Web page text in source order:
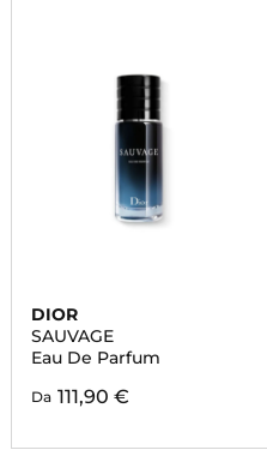
DIOR
SAUVAGE
Eau De Parfum
Da 111,90 €